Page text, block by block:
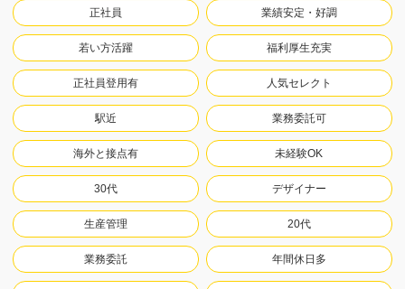
正社員 業績安定・好調
若い方活躍 福利厚生充実
正社員登用有 人気セレクト
駅近 業務委託可
海外と接点有 未経験OK
30代 デザイナー
生産管理 20代
業務委託 年間休日多